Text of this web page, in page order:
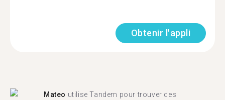
Obtenir l'appli
Mateo utilise Tandem pour trouver des